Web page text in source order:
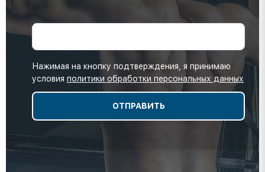
Нажимая на кнопку подтверждения, я принимаю
условия политики обработки персональных данных